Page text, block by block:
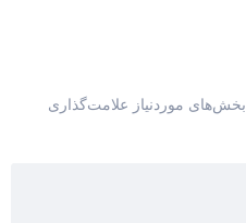
بخش‌های موردنیاز علامت‌گذاری